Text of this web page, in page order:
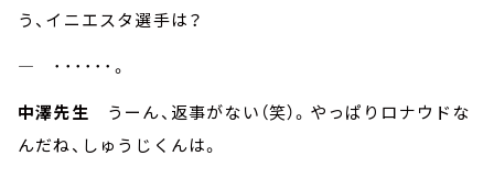
う、イニエスタ選手は？
― ･･････。
中澤先生 うーん、返事がない（笑）。やっぱりロナウドな
んだね、しゅうじくんは。